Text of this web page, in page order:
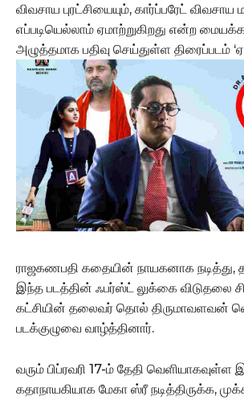
விவசாய புரட்சியையும், கார்ப்பரேட்
எப்படியெல்லாம் ஏமாற்றுகிறது என்ற
அழுத்தமாக பதிவு செய்துள்ள திரைப்படம் ‘ஏ
ராஜகணபதி கதையின் நாயகனாக நடித்து,
இந்த படத்தின் ஃபர்ஸ்ட் லுக்கை விடுதலை
கட்சியின் தலைவர் தொல் திருமாவளவன்
படக்குழுவை வாழ்த்தினார்.
வரும் பிப்ரவரி 17-ம் தேதி வெளியாகவுள்ள
கதாநாயகியாக மேகா ஸ்ரீ நடித்திருக்க,